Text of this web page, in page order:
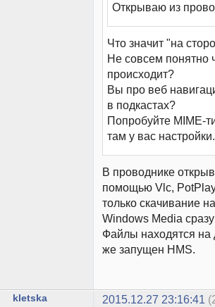
Открываю из
Что значит "на
Не совсем понятно
происходит?
Вы про веб
в подкастах?
Попробуйте MIME-
там у вас
В проводнике
помощью Vlc,
только скачивание
Windows Media
Файлы находятся на
же запущен HMS.
kletska 2015.12.27 23:16:41